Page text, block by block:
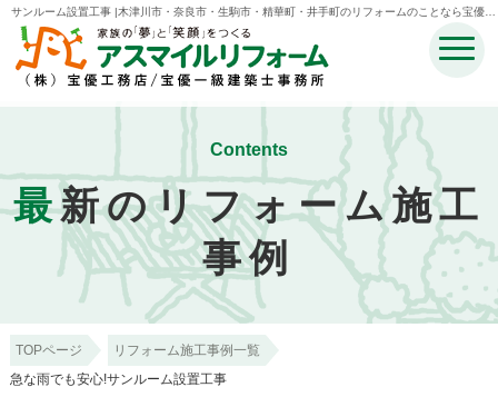
サンルーム設置工事 |木津川市・奈良市・生駒市・精華町・井手町のリフォームのことなら宝優工
務店アスマイルリフォーム
Contents
最新のリフォーム施工
事例
TOPページ
リフォーム施工事例一覧
急な雨でも安心!サンルーム設置工事